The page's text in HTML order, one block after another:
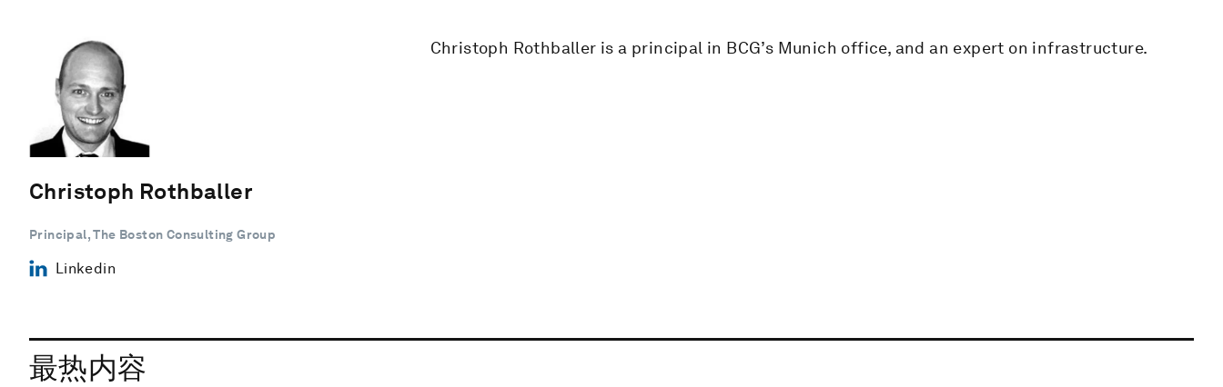
Christoph Rothballer
Principal, The Boston Consulting Group
Linkedin
Christoph Rothballer is a principal in BCG’s Munich office, and an expert on infrastructure.
最热内容